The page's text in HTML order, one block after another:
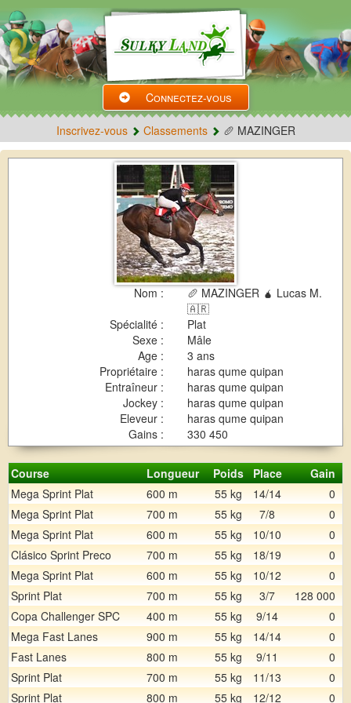
Connectez-vous
Inscrivez-vous Classements 🥖 MAZINGER
Nom :
🥖 MAZINGER 🧉 Lucas M.
🇦🇷
Spécialité :
Plat
Sexe :
Mâle
Age :
3 ans
Propriétaire :
haras qume quipan
Entraîneur :
haras qume quipan
Jockey :
haras qume quipan
Eleveur :
haras qume quipan
Gains :
330 450
Course Longueur Poids Place
Gain
Mega Sprint Plat
600 m 55 kg 14/14 0
Mega Sprint Plat
700 m 55 kg 7/8 0
Mega Sprint Plat
600 m 55 kg 10/10 0
Clásico Sprint Preco
700 m 55 kg 18/19 0
Mega Sprint Plat
600 m 55 kg 10/12 0
Sprint Plat
700 m 55 kg 3/7 128 000
Copa Challenger SPC
400 m 55 kg 9/14 0
Mega Fast Lanes
900 m 55 kg 14/14 0
Fast Lanes
800 m 55 kg 9/11 0
Sprint Plat
700 m 55 kg 11/13 0
Sprint Plat
800 m 55 kg 12/12 0